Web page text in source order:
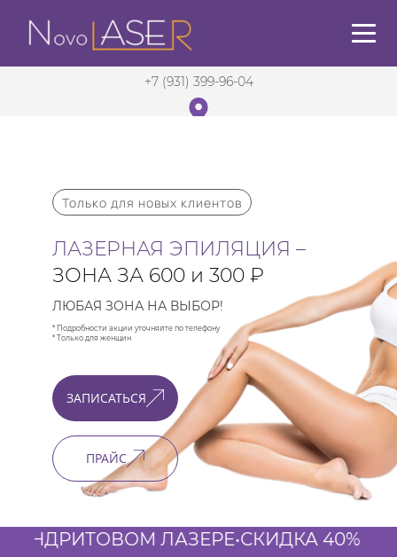
+7 (931) 399-96-04
Только для новых клиентов
ЛАЗЕРНАЯ ЭПИЛЯЦИЯ –
ЗОНА ЗА 600 и 300 ₽
ЛЮБАЯ ЗОНА НА ВЫБОР!
* Подробности акции уточняйте по телефону
* Только для женщин
ЗАПИСАТЬСЯ
ПРАЙС
ЛАЗЕРЕ•СКИДКА 40% ДЛЯ